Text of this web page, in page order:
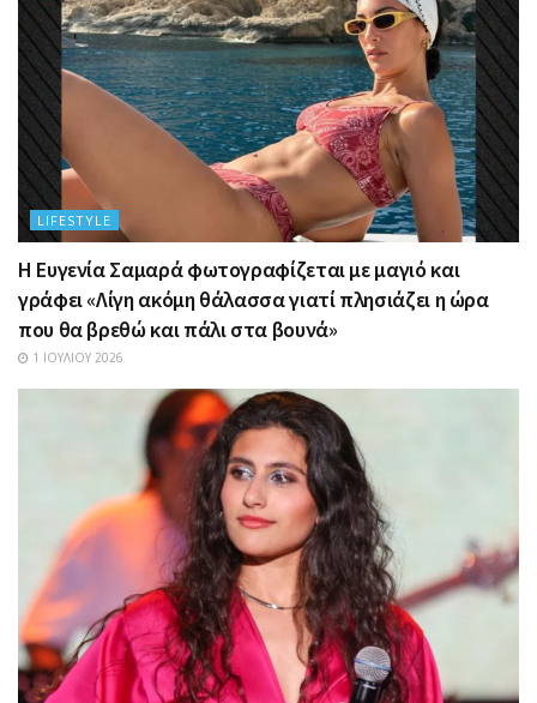
LIFESTYLE
Η Ευγενία Σαμαρά φωτογραφίζεται με μαγιό και
γράφει «Λίγη ακόμη θάλασσα γιατί πλησιάζει η ώρα
που θα βρεθώ και πάλι στα βουνά»
1 ΙΟΥΛΊΟΥ 2026